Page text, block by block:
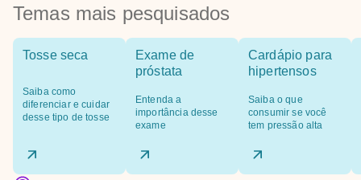
Temas mais pesquisados
Tosse seca
Saiba como
diferenciar e cuidar
desse tipo de tosse
Exame de
próstata
Entenda a
importância desse
exame
Cardápio para
hipertensos
Saiba o que
consumir se você
tem pressão alta